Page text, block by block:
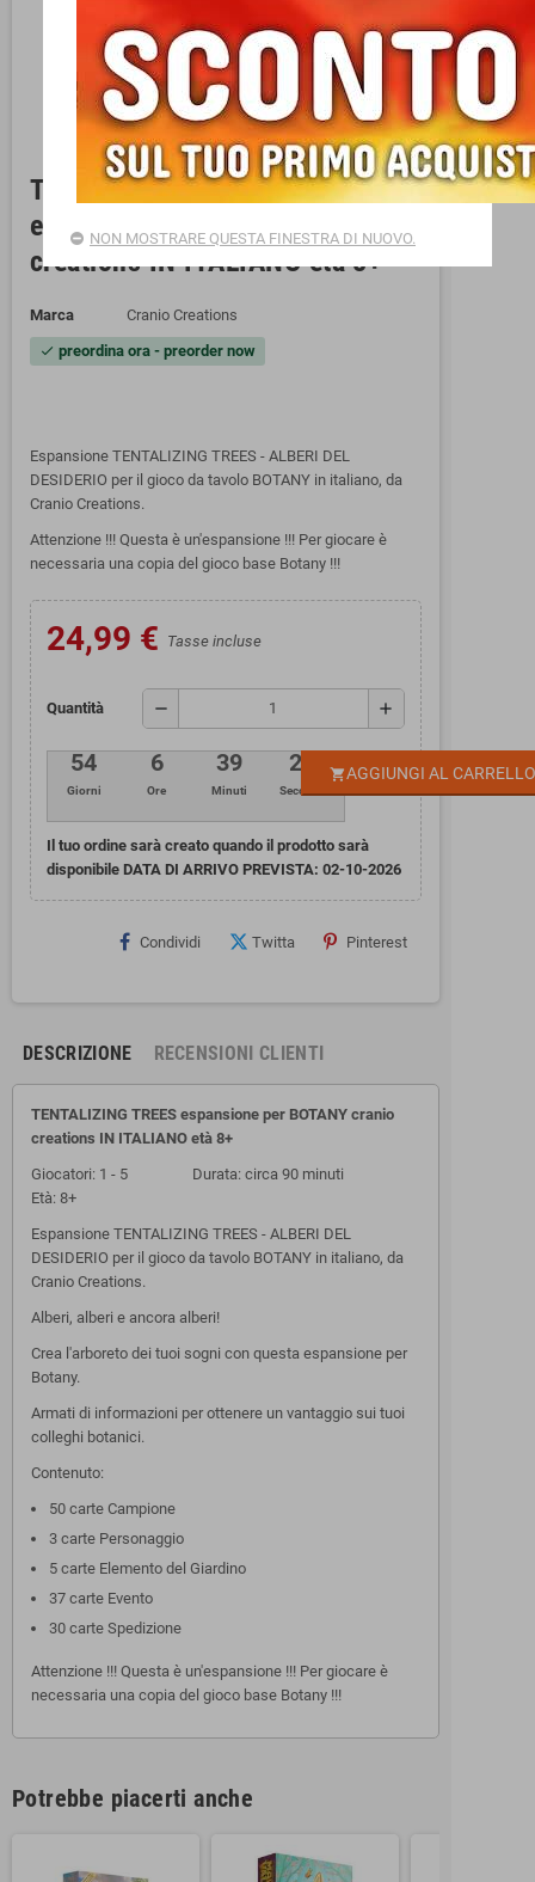
TENTALIZING TREES
espansione per BOTANY cranio
creations IN ITALIANO età 8+
Marca Cranio Creations
check preordina ora - preorder now
Espansione TENTALIZING TREES - ALBERI DEL
DESIDERIO per il gioco da tavolo BOTANY in italiano, da
Cranio Creations.
Attenzione !!! Questa è un'espansione !!! Per giocare è
necessaria una copia del gioco base Botany !!!
24,99 € Tasse incluse
Quantità remove add
54
Giorni
6
Ore
39
Minuti
28
Secondi
shopping_cartAGGIUNGI AL CARRELLO
Il tuo ordine sarà creato quando il prodotto sarà
disponibile DATA DI ARRIVO PREVISTA:02-10-2026
Condividi Twitta Pinterest
DESCRIZIONE RECENSIONI CLIENTI
TENTALIZING TREES espansione per BOTANY cranio
creations IN ITALIANO età 8+
Giocatori: 1 - 5 Durata: circa 90 minuti
Età: 8+
Espansione TENTALIZING TREES - ALBERI DEL
DESIDERIO per il gioco da tavolo BOTANY in italiano, da
Cranio Creations.
Alberi, alberi e ancora alberi!
Crea l'arboreto dei tuoi sogni con questa espansione per
Botany.
Armati di informazioni per ottenere un vantaggio sui tuoi
colleghi botanici.
Contenuto:
50 carte Campione
3 carte Personaggio
5 carte Elemento del Giardino
37 carte Evento
30 carte Spedizione
Attenzione !!! Questa è un'espansione !!! Per giocare è
necessaria una copia del gioco base Botany !!!
Potrebbe piacerti anche
NON MOSTRARE QUESTA FINESTRA DI NUOVO.